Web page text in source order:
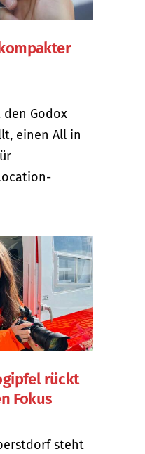
Godox
einen All in
rückt
Fokus
steht